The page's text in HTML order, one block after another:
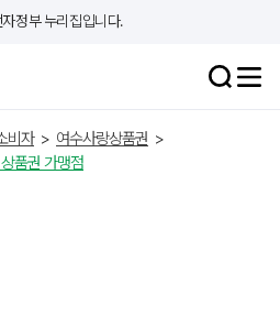
정부 누리집입니다.
비자 > 여수사랑상품권 >
품권 가맹점